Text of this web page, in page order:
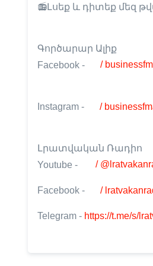
📻Լսեք և դիտեք մեզ
Գործարար Ալիք
Facebook -
/
Instagram - /
Լրատվական Ռադիո
Youtube -
/
Facebook - /
Telegram - https://t.me/s/